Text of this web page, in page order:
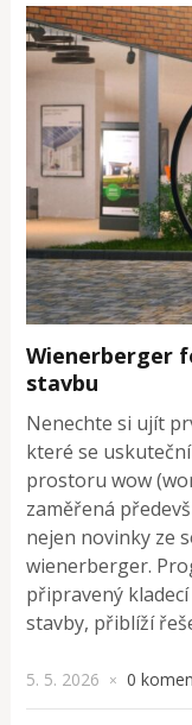
Wienerberger
stavbu
Nenechte si ujít
které se
prostoru wow
zaměřená
nejen novinky ze
wienerberger.
připravený
stavby, přiblíží
5. 5. 2026 × 0